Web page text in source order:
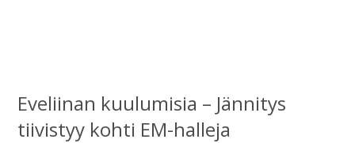
Eveliinan kuulumisia – Jännitys
tiivistyy kohti EM-halleja